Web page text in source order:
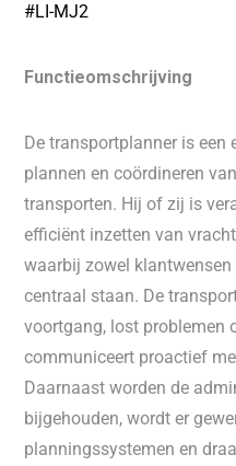
#LI-MJ2
Functieomschrijving
De transportplanner is een
plannen en coördineren
transporten. Hij of zij is
efficiënt inzetten van
waarbij zowel
centraal staan. De
voortgang, lost problemen
communiceert proactief
Daarnaast worden de
bijgehouden, wordt er
planningssystemen en